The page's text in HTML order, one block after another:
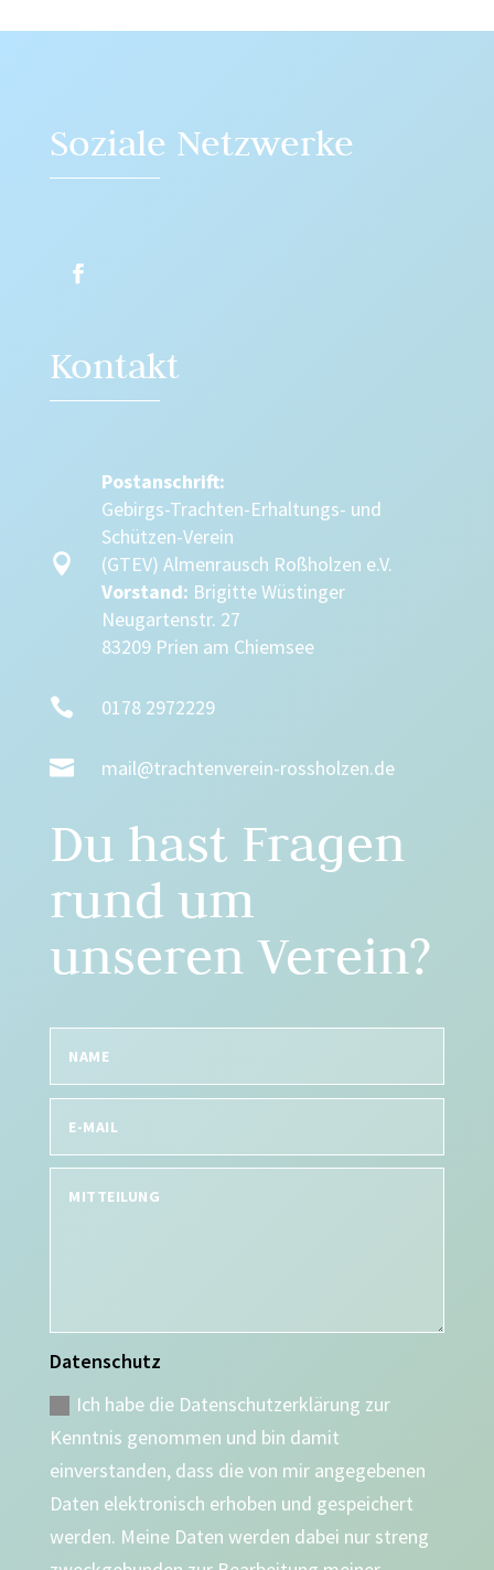
Soziale Netzwerke
Kontakt

Postanschrift:
Gebirgs-Trachten-Erhaltungs- und
Schützen-Verein
(GTEV) Almenrausch Roßholzen e.V.
Vorstand: Brigitte Wüstinger
Neugartenstr. 27
83209 Prien am Chiemsee
 0178 2972229
 mail@trachtenverein-rossholzen.de
Du hast Fragen
rund um
unseren Verein?
Datenschutz
Ich habe die Datenschutzerklärung zur
Kenntnis genommen und bin damit
einverstanden, dass die von mir angegebenen
Daten elektronisch erhoben und gespeichert
werden. Meine Daten werden dabei nur streng